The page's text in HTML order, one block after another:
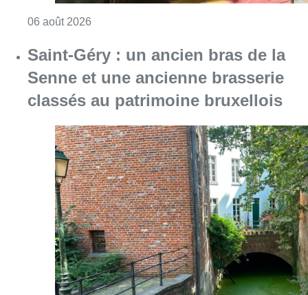
06 août 2026Consulter l'article "Saint-Géry : un ancien
La police lance un avis de
recherche après le viol d’une
femme de 33 ans à Bruxelles